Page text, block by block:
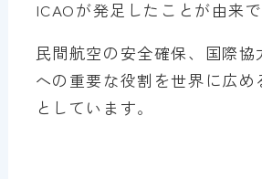
ICAOが発足したことが由来で
民間航空の安全確保、国際
への重要な役割を世界に広め
としています。